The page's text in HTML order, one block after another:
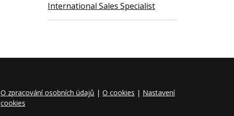
International Sales Specialist
O zpracování osobních údajů | O cookies | Nastavení
cookies